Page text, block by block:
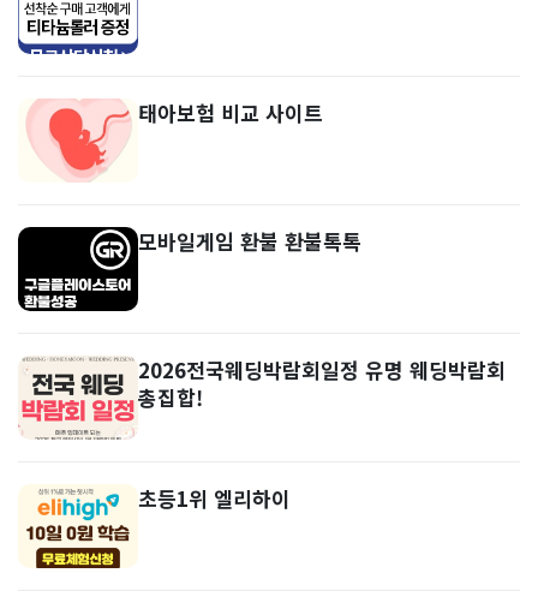
태아보험 비교 사이트
모바일게임 환불 환불톡톡
2026전국웨딩박람회일정 유명 웨딩박람회
총집합!
초등1위 엘리하이